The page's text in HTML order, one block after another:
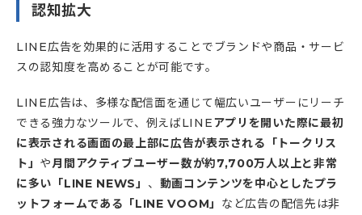
認知拡大
LINE広告を効果的に活用することでブランドや商品・サービ
スの認知度を高めることが可能です。
LINE広告は、多様な配信面を通じて幅広いユーザーにリーチ
できる強力なツールで、例えばLINEアプリを開いた際に最初
に表示される画面の最上部に広告が表示される「トークリス
ト」 や月間アクティブユーザー数が約7,700万人以上と非常
に多い「LINE NEWS」 、 動画コンテンツを中心としたプラ
ットフォームである「LINE VOOM」 など広告の配信先は非